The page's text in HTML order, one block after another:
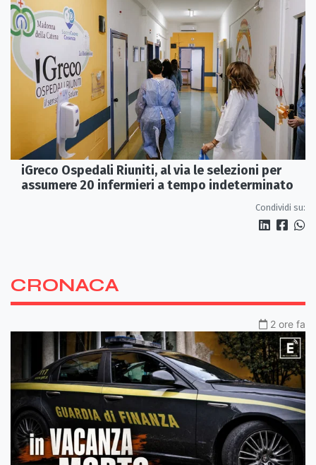
iGreco Ospedali Riuniti, al via le selezioni per
assumere 20 infermieri a tempo indeterminato
Condividi su:
CRONACA
2 ore fa